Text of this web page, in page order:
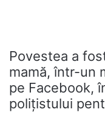
Povestea a
mamă, într-un
pe Facebook,
polițistului